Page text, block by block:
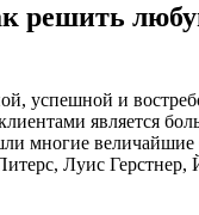
решить
успешной и
является
многие величайшие
Луис Герстнер,